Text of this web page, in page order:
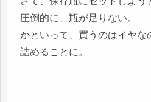
圧倒的に、瓶が足りない。
かといって、買うのはイヤな
詰めることに。